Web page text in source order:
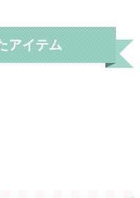
アイテム